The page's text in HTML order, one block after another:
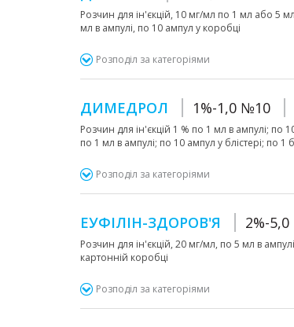
Розчин для ін'єкцій, 10 мг/мл по 1 мл або 5
мл в ампулі, по 10 ампул у коробці
Розподіл за категоріями
ДИМЕДРОЛ 1%-1,0 №10
Розчин для ін'єкцій 1 % по 1 мл в ампулі; по
по 1 мл в ампулі; по 10 ампул у блістері; по 1
Розподіл за категоріями
ЕУФІЛІН-ЗДОРОВ'Я 2%-
Розчин для ін'єкцій, 20 мг/мл, по 5 мл в
картонній коробці
Розподіл за категоріями